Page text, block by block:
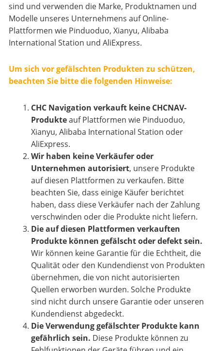
sind und verwenden die Marke, Produktnamen und
Modelle unseres Unternehmens auf Online-
Plattformen wie Pinduoduo, Xianyu, Alibaba
International Station und AliExpress.
Um sich vor gefälschten Produkten zu schützen,
beachten Sie bitte die folgenden Hinweise:
CHC Navigation verkauft keine CHCNAV-
Produkteauf Plattformen wie Pinduoduo,
Xianyu, Alibaba International Station oder
AliExpress.
Wir haben keine Verkäufer oder
Unternehmen autorisiert, unsere Produkte
auf diesen Plattformen zu verkaufen. Bitte
beachten Sie, dass einige Käufer berichtet
haben, dass diese Verkäufer nach der Zahlung
verschwinden oder die Produkte nicht liefern.
Die auf diesen Plattformen verkauften
Produkte können gefälscht oder defekt sein.
Wir können keine Garantie für die Echtheit, die
Qualität oder den Kundendienst von Produkten
übernehmen, die von nicht autorisierten
Quellen erworben wurden. Solche Produkte
sind nicht durch unsere Garantie oder unseren
Kundendienst abgedeckt.
Die Verwendung gefälschter Produkte kann
gefährlich sein. Diese Produkte können zu